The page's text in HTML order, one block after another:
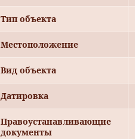
Тип объекта
Местоположение
Вид объекта
Датировка
Правоустанавливающие
документы